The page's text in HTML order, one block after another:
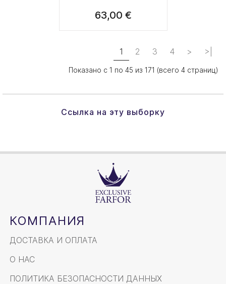
63,00 €
1 2 3 4 > >|
Показано с 1 по 45 из 171 (всего 4 страниц)
Ссылка на эту выборку
КОМПАНИЯ
ДОСТАВКА И ОПЛАТА
О НАС
ПОЛИТИКА БЕЗОПАСНОСТИ ДАННЫХ